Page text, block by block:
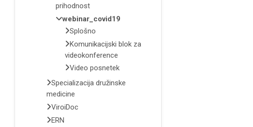
prihodnost
webinar_covid19
Splošno
Komunikacijski blok za
videokonference
Video posnetek
Specializacija družinske
medicine
ViroiDoc
ERN